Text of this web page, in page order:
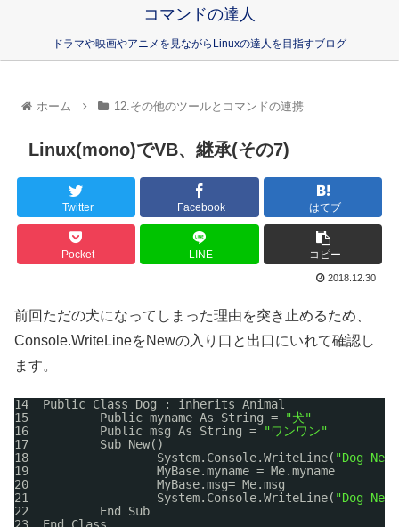
コマンドの達人
ドラマや映画やアニメを見ながらLinuxの達人を目指すブログ
ホーム 12.その他のツールとコマンドの連携
Linux(mono)でVB、継承(その7)
Twitter Facebook はてブ
Pocket LINE コピー
2018.12.30
前回ただの犬になってしまった理由を突き止めるため、
Console.WriteLineをNewの入り口と出口にいれて確認し
ます。
14  Public Class Dog : inherits Animal
15          Public myname As String =
"犬"
16          Public msg As String =
"ワンワン"
17          Sub New()
18                  System.Console.WriteLine( "Dog New"
19                  MyBase.myname = Me.myname
20                  MyBase.msg= Me.msg
21                  System.Console.WriteLine( "Dog New
22          End Sub